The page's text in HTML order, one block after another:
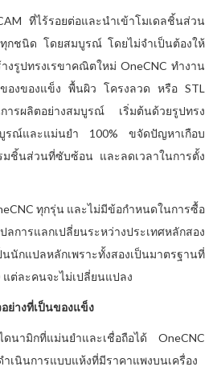
ที่ไร้รอยต่อและนำเข้าโมเดลชิ้นส่วน
ทุกชนิด โดยสมบูรณ์ โดยไม่จำเป็นต้องให้
งรูปทรงเรขาคณิตใหม่ OneCNC ทำงาน
ของของแข็ง พื้นผิว โครงลวด หรือ STL
ารผลิตอย่างสมบูรณ์ เริ่มต้นด้วยรูปทรง
รณ์และแม่นยำ 100% ขจัดปัญหาเกือบ
มชิ้นส่วนที่ซับซ้อน และลดเวลาในการตั้ง
ทุกรุ่น และไม่มีข้อกำหนดในการซื้อ
ารแลกเปลี่ยนระหว่างประเทศหลักสอง
นักแปลหลักเพราะทั้งสองเป็นมาตรฐานที่
ต่ละคนจะไม่เปลี่ยนแปลง
ย่างที่เป็นของแข็ง
ดนามิกที่แม่นยำและเชื่อถือได้ OneCNC
เนินการแบบแห้งที่มีราคาแพงบนเครื่อง